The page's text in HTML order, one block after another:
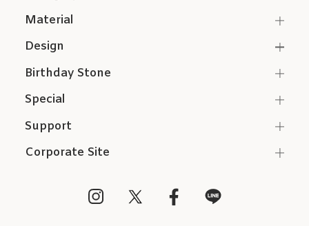
Support
Corporate Site
Material
Design
Birthday Stone
Special